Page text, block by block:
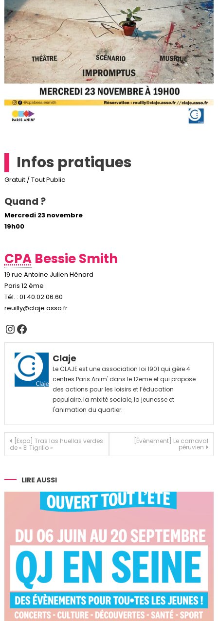
Infos pratiques
Gratuit / Tout Public
Quand ?
Mercredi 23 novembre
19h00
CPABessie Smith
19 rue Antoine Julien Hénard
Paris 12 ème
Tél. : 01.40.02.06.60
reuilly@claje.asso.fr
Instagram
Facebook
Claje
Le CLAJE est une association loi 1901 qui gère 4
centres Paris Anim' dans le 12eme et qui propose
des actions pour les loisirs et l’éducation
populaire, la mixité sociale, la jeunesse et
l'animation du quartier.
Navigation
de
l’article
[Expo] Tras las huellas verdes
de « El Tigrillo »
[Évènement] Le carnaval
péruvien
LIRE AUSSI